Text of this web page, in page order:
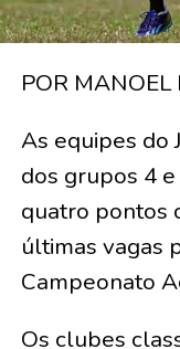
POR
As equipes do
dos grupos 4
quatro pontos
últimas vagas
Campeonato
Os clubes